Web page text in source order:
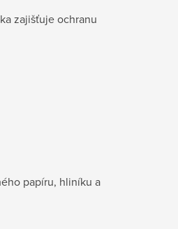
zajišťuje ochranu
papíru, hliníku a